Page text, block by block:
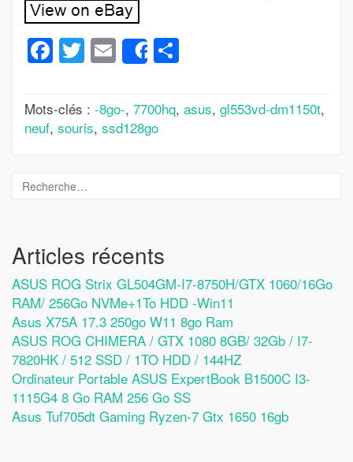
Facebook
Twitter
Email
Share
Mots-clés : -8go-, 7700hq, asus, gl553vd-dm1150t,
neuf, souris, ssd128go
Articles récents
ASUS ROG Strix GL504GM-I7-8750H/GTX 1060/16Go
RAM/ 256Go NVMe+1To HDD -Win11
Asus X75A 17.3 250go W11 8go Ram
ASUS ROG CHIMERA / GTX 1080 8GB/ 32Gb / I7-
7820HK / 512 SSD / 1TO HDD / 144HZ
Ordinateur Portable ASUS ExpertBook B1500C I3-
1115G4 8 Go RAM 256 Go SS
Asus Tuf705dt Gaming Ryzen-7 Gtx 1650 16gb